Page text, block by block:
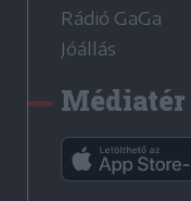
Rádió GaGa
Jóállás